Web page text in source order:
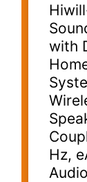
with
Hz,